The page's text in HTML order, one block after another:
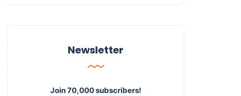
Newsletter
Join 70,000 subscribers!